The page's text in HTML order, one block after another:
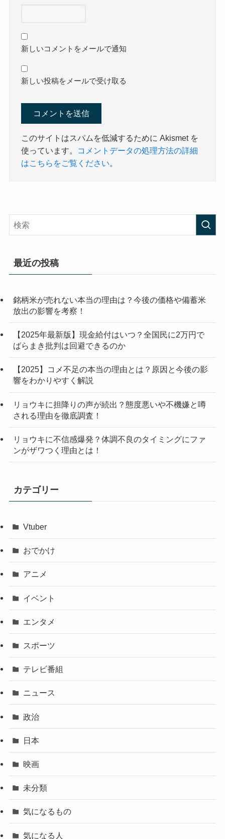
新しいコメントをメールで通知
新しい投稿をメールで受け取る
このサイトはスパムを低減するために Akismet を
使っています。
コメントデータの処理方法の詳細
はこちらをご覧ください。
最近の投稿
銘柄米が売れない本当の理由は？今後の価格や備蓄米
放出の影響を考察！
【2025年最新版】現金給付はいつ？全国民に2万円で
ばらまき批判は回避できるのか
【2025】コメ不足の本当の理由とは？原因と今後の影
響をわかりやすく解説
リョウキに担降りの声が続出？態度悪いや不機嫌と噂
される理由を徹底調査！
リョウキに不信感爆発？体調不良のタイミングにファ
ンがザワつく理由とは！
カテゴリー
Vtuber
おでかけ
アニメ
イベント
エンタメ
スポーツ
テレビ番組
ニュース
政治
日本
映画
未分類
気になるもの
気になる人